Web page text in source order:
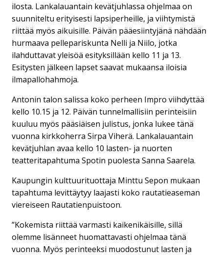
ilosta. Lankalauantain kevätjuhlassa ohjelmaa on
suunniteltu erityisesti lapsiperheille, ja viihtymistä
riittää myös aikuisille. Päivän pääesiintyjänä nähdään
hurmaava pellepariskunta Nelli ja Niilo, jotka
ilahduttavat yleisöä esityksillään kello 11 ja 13.
Esitysten jälkeen lapset saavat mukaansa iloisia
ilmapallohahmoja.
Antonin talon salissa koko perheen Impro viihdyttää
kello 10.15 ja 12. Päivän tunnelmallisiin perinteisiin
kuuluu myös pääsiäisen julistus, jonka lukee tänä
vuonna kirkkoherra Sirpa Viherä. Lankalauantain
kevätjuhlan avaa kello 10 lasten- ja nuorten
teatteritapahtuma Spotin puolesta Sanna Saarela.
Kaupungin kulttuurituottaja Minttu Sepon mukaan
tapahtuma levittäytyy laajasti koko rautatieaseman
viereiseen Rautatienpuistoon.
”Kokemista riittää varmasti kaikenikäisille, sillä
olemme lisänneet huomattavasti ohjelmaa tänä
vuonna. Myös perinteeksi muodostunut lasten ja